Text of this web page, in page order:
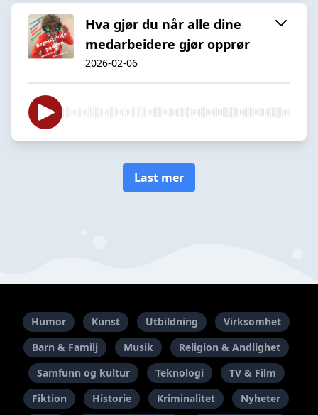
Hva gjør du når alle dine
medarbeidere gjør opprør
2026-02-06
Last mer
Humor Kunst Utbildning
Virksomhet
Barn & Familj
Musik
Religion & Andlighet
Samfunn og kultur
Teknologi
TV & Film
Fiktion
Historie Kriminalitet Nyheter